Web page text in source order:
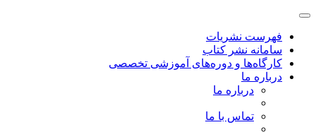
فهرست نشریات
سامانه نشر کتاب
کارگاه‌ها و دوره‌های آموزشی تخصصی
درباره ما
درباره ما
تماس با ما